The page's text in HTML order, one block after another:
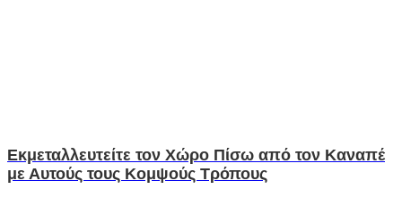
Εκμεταλλευτείτε τον Χώρο Πίσω από τον Καναπέ
με Αυτούς τους Κομψούς Τρόπους